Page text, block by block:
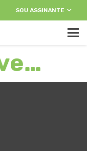
SOU ASSINANTE